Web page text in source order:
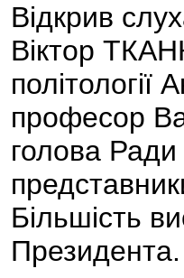
Відкрив
Віктор
професор
голова
Більшість
Президента.